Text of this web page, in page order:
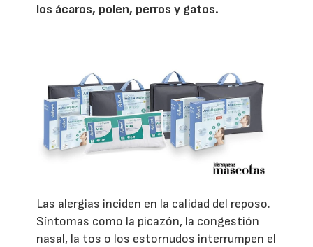
los ácaros, polen, perros y gatos.
Las alergias inciden en la calidad del reposo.
Síntomas como la picazón, la congestión
nasal, la tos o los estornudos interrumpen el